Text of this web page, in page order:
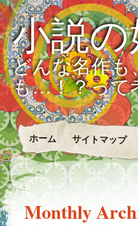
小説
どんな名作
も…！？って
ホーム サイトマップ
Monthly